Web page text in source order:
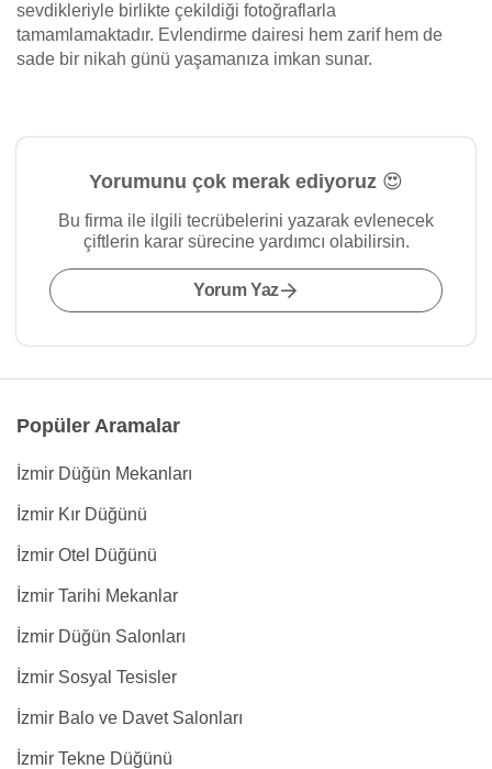
sevdikleriyle birlikte çekildiği fotoğraflarla
tamamlamaktadır. Evlendirme dairesi hem zarif hem de
sade bir nikah günü yaşamanıza imkan sunar.
Yorumunu çok merak ediyoruz 😍
Bu firma ile ilgili tecrübelerini yazarak evlenecek
çiftlerin karar sürecine yardımcı olabilirsin.
Yorum Yaz
Popüler Aramalar
İzmir Düğün Mekanları
İzmir Kır Düğünü
İzmir Otel Düğünü
İzmir Tarihi Mekanlar
İzmir Düğün Salonları
İzmir Sosyal Tesisler
İzmir Balo ve Davet Salonları
İzmir Tekne Düğünü